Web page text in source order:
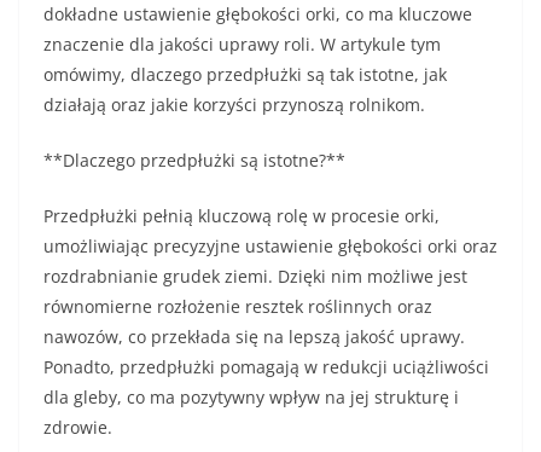
dokładne ustawienie głębokości orki, co ma kluczowe
znaczenie dla jakości uprawy roli. W artykule tym
omówimy, dlaczego przedpłużki są tak istotne, jak
działają oraz jakie korzyści przynoszą rolnikom.
**Dlaczego przedpłużki są istotne?**
Przedpłużki pełnią kluczową rolę w procesie orki,
umożliwiając precyzyjne ustawienie głębokości orki oraz
rozdrabnianie grudek ziemi. Dzięki nim możliwe jest
równomierne rozłożenie resztek roślinnych oraz
nawozów, co przekłada się na lepszą jakość uprawy.
Ponadto, przedpłużki pomagają w redukcji uciążliwości
dla gleby, co ma pozytywny wpływ na jej strukturę i
zdrowie.